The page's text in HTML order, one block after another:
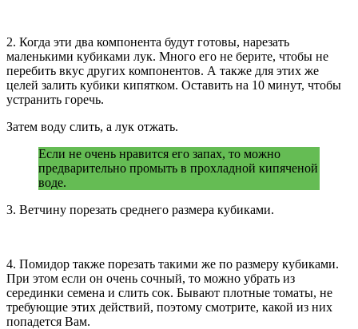
2. Когда эти два компонента будут готовы, нарезать
маленькими кубиками лук. Много его не берите, чтобы не
перебить вкус других компонентов. А также для этих же
целей залить кубики кипятком. Оставить на 10 минут, чтобы
устранить горечь.
Затем воду слить, а лук отжать.
Если не очень нравится его запах, то можно
предварительно промыть в прохладной кипяченой
воде.
3. Ветчину порезать среднего размера кубиками.
4. Помидор также порезать такими же по размеру кубиками.
При этом если он очень сочный, то можно убрать из
серединки семена и слить сок. Бывают плотные томаты, не
требующие этих действий, поэтому смотрите, какой из них
попадется Вам.